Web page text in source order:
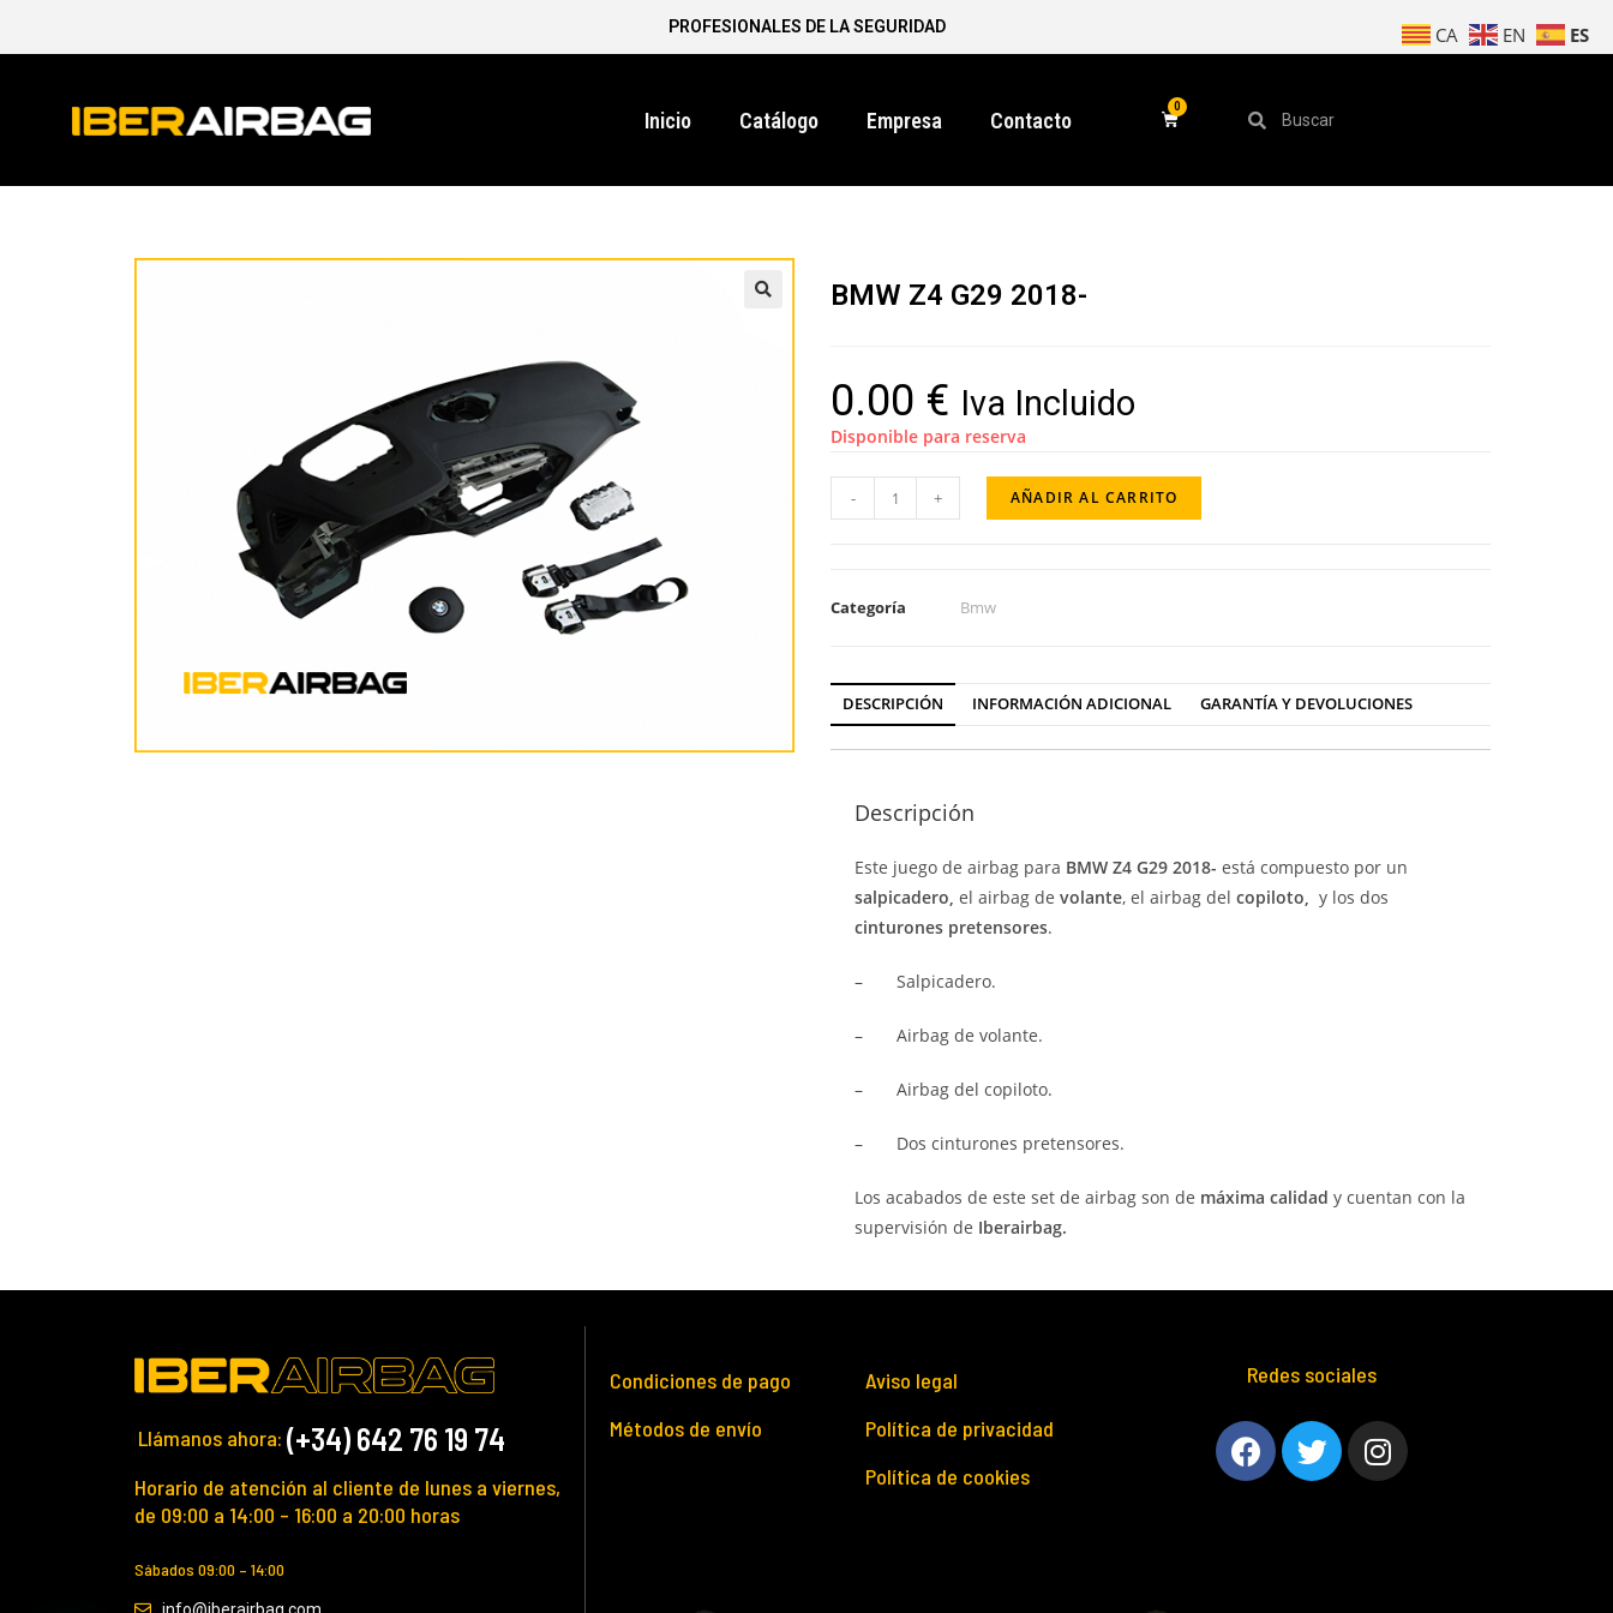
PROFESIONALES DE LA SEGURIDAD
Inicio Catálogo Empresa Contacto
BMW Z4 G29 2018-
0.00 € Iva Incluido
Disponible para reserva
- + AÑADIR AL CARRITO
Categoría Bmw
DESCRIPCIÓN INFORMACIÓN ADICIONAL GARANTÍA Y DEVOLUCIONES
Descripción
Este juego de airbag para BMW Z4 G29 2018- está compuesto por un
salpicadero, el airbag de volante, el airbag del copiloto, y los dos
cinturones pretensores.
– Salpicadero.
– Airbag de volante.
– Airbag del copiloto.
– Dos cinturones pretensores.
Los acabados de este set de airbag son de máxima calidad y cuentan con la
supervisión de Iberairbag.
Llámanos ahora: (+34) 642 76 19 74
Horario de atención al cliente de lunes a viernes,
de 09:00 a 14:00 – 16:00 a 20:00 horas
Sábados 09:00 – 14:00
info@iberairbag.com
Condiciones de pago
Métodos de envío
Aviso legal
Política de privacidad
Política de cookies
Redes sociales
CA EN ES